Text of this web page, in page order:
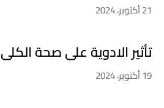
21 أكتوبر، 2024
تأثير الادوية على صحة الكلى
19 أكتوبر، 2024